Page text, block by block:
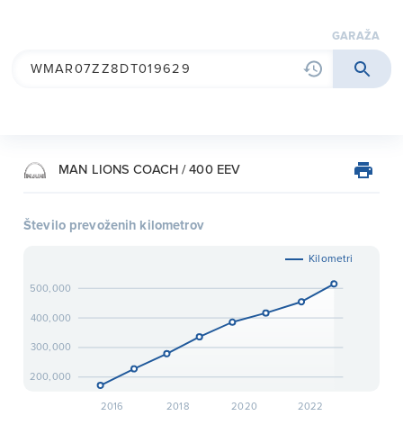
garaža
MAN LIONS COACH / 400 EEV
Število prevoženih kilometrov
Kilometri
2016 2018 2020 2022
200,000
300,000
400,000
500,000